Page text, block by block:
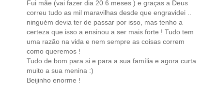
Fui mãe (vai fazer dia 20 6 meses ) e graças a Deus
correu tudo as mil maravilhas desde que engravidei ..
ninguém devia ter de passar por isso, mas tenho a
certeza que isso a ensinou a ser mais forte ! Tudo tem
uma razão na vida e nem sempre as coisas correm
como queremos !
Tudo de bom para si e para a sua família e agora curta
muito a sua menina :)
Beijinho enorme !